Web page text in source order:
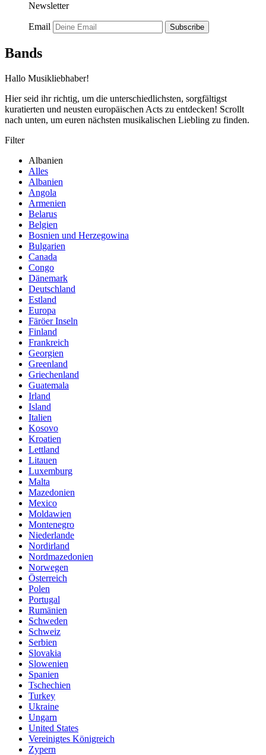
Newsletter
Email Subscribe
Bands
Hallo Musikliebhaber!
Hier seid ihr richtig, um die unterschiedlichsten, sorgfältigst
kuratierten und neusten europäischen Acts zu entdecken! Scrollt
nach unten, um euren nächsten musikalischen Liebling zu finden.
Filter
Albanien
Alles
Albanien
Angola
Armenien
Belarus
Belgien
Bosnien und Herzegowina
Bulgarien
Canada
Congo
Dänemark
Deutschland
Estland
Europa
Färöer Inseln
Finland
Frankreich
Georgien
Greenland
Griechenland
Guatemala
Irland
Island
Italien
Kosovo
Kroatien
Lettland
Litauen
Luxemburg
Malta
Mazedonien
Mexico
Moldawien
Montenegro
Niederlande
Nordirland
Nordmazedonien
Norwegen
Österreich
Polen
Portugal
Rumänien
Schweden
Schweiz
Serbien
Slovakia
Slowenien
Spanien
Tschechien
Turkey
Ukraine
Ungarn
United States
Vereinigtes Königreich
Zypern